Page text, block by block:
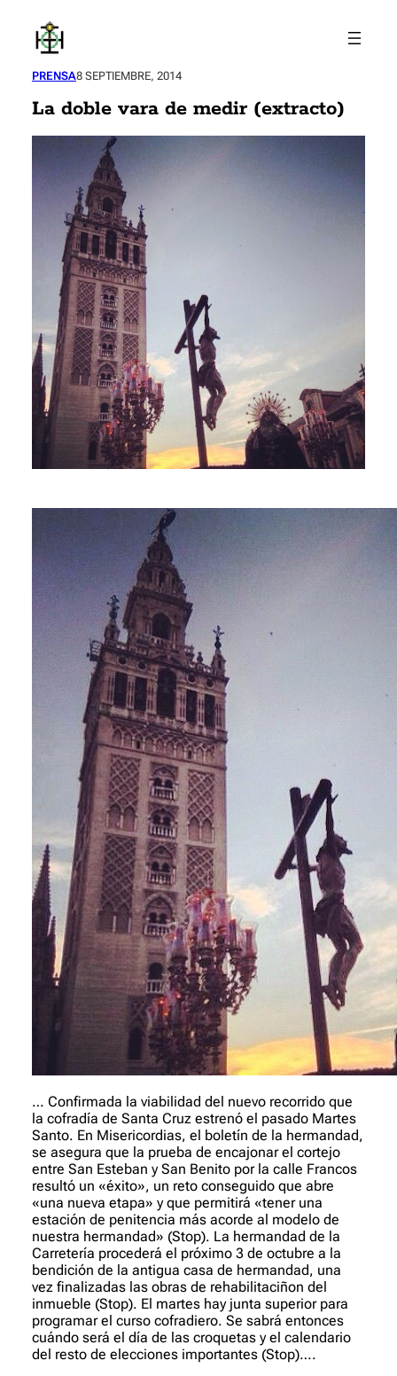
contenido
PRENSA8 SEPTIEMBRE, 2014
La doble vara de medir (extracto)
… Confirmada la viabilidad del nuevo recorrido que
la cofradía de Santa Cruz estrenó el pasado Martes
Santo. En Misericordias, el boletín de la hermandad,
se asegura que la prueba de encajonar el cortejo
entre San Esteban y San Benito por la calle Francos
resultó un «éxito», un reto conseguido que abre
«una nueva etapa» y que permitirá «tener una
estación de penitencia más acorde al modelo de
nuestra hermandad» (Stop). La hermandad de la
Carretería procederá el próximo 3 de octubre a la
bendición de la antigua casa de hermandad, una
vez finalizadas las obras de rehabilitaciñon del
inmueble (Stop). El martes hay junta superior para
programar el curso cofradiero. Se sabrá entonces
cuándo será el día de las croquetas y el calendario
del resto de elecciones importantes (Stop)….